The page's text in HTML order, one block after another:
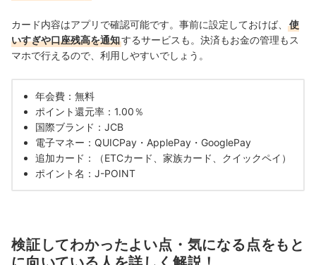
カード内容はアプリで確認可能です。事前に設定しておけば、
使
いすぎや口座残高を通知するサービスも。決済もお金の管理もス
マホで行えるので、利用しやすいでしょう。
年会費：無料
ポイント還元率：1.00％
国際ブランド： JCB
電子マネー： QUICPay・ApplePay・GooglePay
追加カード：（ETCカード、家族カード、クイックペイ）
ポイント名：J-POINT
検証してわかったよい点・気になる点をもと